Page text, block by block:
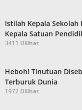
Istilah Kepala
Kepala Satuan
3411 Dilihat
Heboh! Tinutuan
Terburuk Dunia
1972 Dilihat